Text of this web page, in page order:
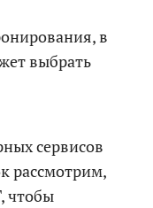
в
выбрать
сервисов
рассмотрим,
чтобы